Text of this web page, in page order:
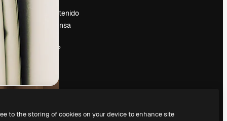
Vender contenido
Sala de prensa
magnific.ai?
to the storing of cookies on your device to enhance site